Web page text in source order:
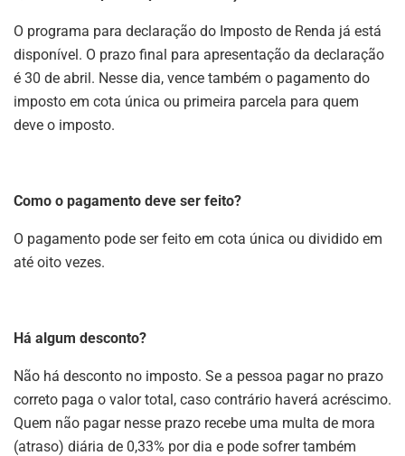
O programa para declaração do Imposto de Renda já está
disponível. O prazo final para apresentação da declaração
é 30 de abril. Nesse dia, vence também o pagamento do
imposto em cota única ou primeira parcela para quem
deve o imposto.
Como o pagamento deve ser feito?
O pagamento pode ser feito em cota única ou dividido em
até oito vezes.
Há algum desconto?
Não há desconto no imposto. Se a pessoa pagar no prazo
correto paga o valor total, caso contrário haverá acréscimo.
Quem não pagar nesse prazo recebe uma multa de mora
(atraso) diária de 0,33% por dia e pode sofrer também